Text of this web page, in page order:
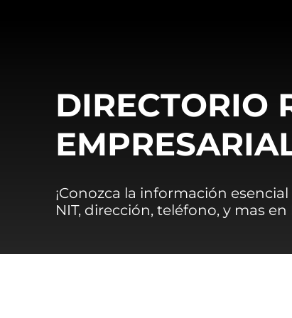
DIRECTORIO
¡Conozca la información
NIT, dirección, teléfono, y mas